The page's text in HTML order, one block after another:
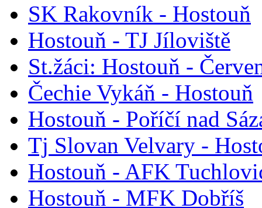
SK Rakovník - Hostouň
Hostouň - TJ Jíloviště
St.žáci: Hostouň -
Čechie Vykáň - Hostouň
Hostouň - Poříčí nad
Tj Slovan Velvary -
Hostouň - AFK
Hostouň - MFK Dobříš